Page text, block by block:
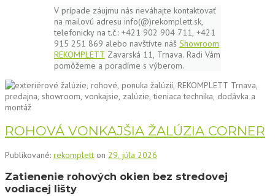
V prípade záujmu nás neváhajte kontaktovať
na mailovú adresu info(@)rekomplett.sk,
telefonicky na t.č.: +421 902 904 711, +421
915 251 869 alebo navštívte náš Showroom
REKOMPLETT Zavarská 11, Trnava. Radi Vám
pomôžeme a poradíme s výberom.
ROHOVÁ VONKAJŠIA ŽALÚZIA CORNER
Publikované: rekomplett on 29. júla 2026
Zatienenie rohových okien bez stredovej
vodiacej lišty